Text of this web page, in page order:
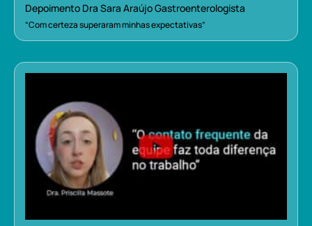
Depoimento Dra Sara Araújo Gastroenterologista
“Com certeza superaram minhas expectativas”